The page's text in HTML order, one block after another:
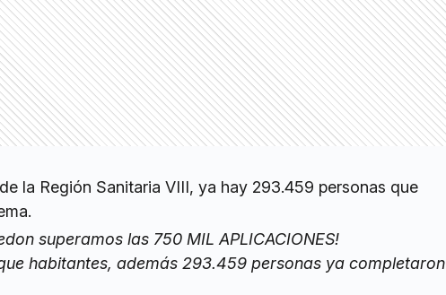
la Región Sanitaria VIII, ya hay 293.459 personas que
superamos las 750 MIL APLICACIONES!
habitantes, además 293.459 personas ya completaron